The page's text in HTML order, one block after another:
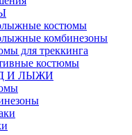
костюмы
комбинезоны
для треккинга
костюмы
И ЛЫЖИ